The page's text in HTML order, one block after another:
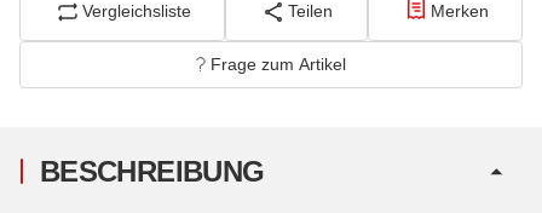
Vergleichsliste Teilen Merken
Frage zum Artikel
BESCHREIBUNG